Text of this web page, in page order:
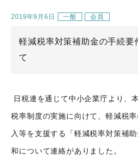
2019年9月6日 一般 会員
軽減税率対策補助金の手続要
て
日税連を通じて中小企業庁より、
税率制度の実施に向けて、軽減税
入等を支援する「軽減税率対策補
和について連絡がありました。